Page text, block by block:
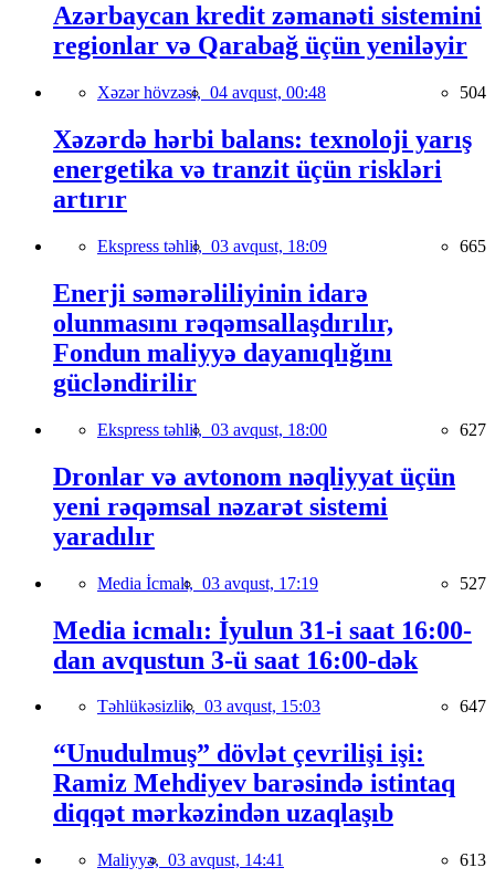
Azərbaycan kredit zəmanəti sistemini
regionlar və Qarabağ üçün yeniləyir
Xəzər hövzəsi, 04 avqust, 00:48 504
Xəzərdə hərbi balans: texnoloji yarış
energetika və tranzit üçün riskləri
artırır
Ekspress təhlil, 03 avqust, 18:09 665
Enerji səmərəliliyinin idarə
olunmasını rəqəmsallaşdırılır,
Fondun maliyyə dayanıqlığını
gücləndirilir
Ekspress təhlil, 03 avqust, 18:00 627
Dronlar və avtonom nəqliyyat üçün
yeni rəqəmsal nəzarət sistemi
yaradılır
Media İcmalı, 03 avqust, 17:19 527
Media icmalı: İyulun 31-i saat 16:00-
dan avqustun 3-ü saat 16:00-dək
Təhlükəsizlik, 03 avqust, 15:03 647
“Unudulmuş” dövlət çevrilişi işi:
Ramiz Mehdiyev barəsində istintaq
diqqət mərkəzindən uzaqlaşıb
Maliyyə, 03 avqust, 14:41 613